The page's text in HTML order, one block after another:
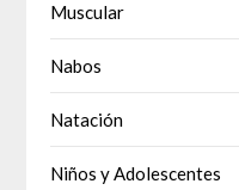
Muscular
Nabos
Natación
Niños y Adolescentes